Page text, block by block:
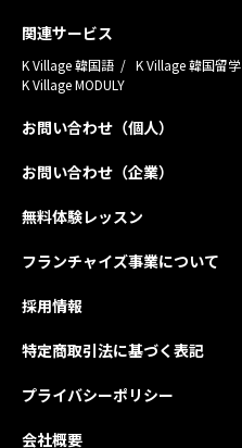
関連サービス
K Village 韓国語 K Village 韓国留学
K Village MODULY
お問い合わせ（個人）
お問い合わせ（企業）
無料体験レッスン
フランチャイズ事業について
採用情報
特定商取引法に基づく表記
プライバシーポリシー
会社概要